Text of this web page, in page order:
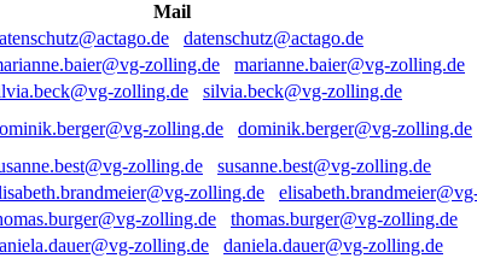
Mail
datenschutz@actago.de
marianne.baier@vg-zolling.de
silvia.beck@vg-zolling.de
dominik.berger@vg-zolling.de
susanne.best@vg-zolling.de
thomas.burger@vg-zolling.de
daniela.dauer@vg-zolling.de